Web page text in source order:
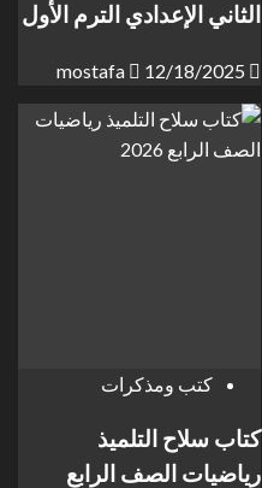
الثاني الإعدادي الترم الأول
mostafa 12/18/2025
كتب ومذكرات
كتاب سلاح التلميذ
رياضيات الصف الرابع